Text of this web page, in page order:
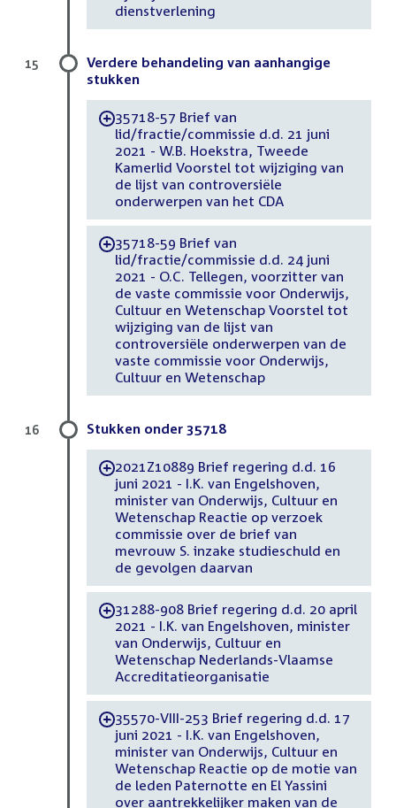
dienstverlening
Verdere behandeling van aanhangige
stukken
-35718-57 Brief van
lid/fractie/commissie d.d. 21 juni
2021 - W.B. Hoekstra, Tweede
Kamerlid Voorstel tot wijziging van
de lijst van controversiële
onderwerpen van het CDA
-35718-59 Brief van
lid/fractie/commissie d.d. 24 juni
2021 - O.C. Tellegen, voorzitter van
de vaste commissie voor Onderwijs,
Cultuur en Wetenschap Voorstel tot
wijziging van de lijst van
controversiële onderwerpen van de
vaste commissie voor Onderwijs,
Cultuur en Wetenschap
15
Stukken onder 35718
-2021Z10889 Brief regering d.d. 16
juni 2021 - I.K. van Engelshoven,
minister van Onderwijs, Cultuur en
Wetenschap Reactie op verzoek
commissie over de brief van
mevrouw S. inzake studieschuld en
de gevolgen daarvan
-31288-908 Brief regering d.d. 20 april
2021 - I.K. van Engelshoven, minister
van Onderwijs, Cultuur en
Wetenschap Nederlands-Vlaamse
Accreditatieorganisatie
-35570-VIII-253 Brief regering d.d. 17
juni 2021 - I.K. van Engelshoven,
minister van Onderwijs, Cultuur en
Wetenschap Reactie op de motie van
de leden Paternotte en El Yassini
over aantrekkelijker maken van de
16